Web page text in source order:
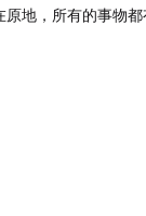
，想把自己的故事
原地，所有的事物